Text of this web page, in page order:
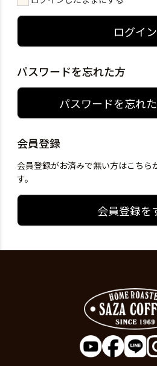
ログイン
パスワードを忘れた方
パスワードを忘れ
会員登録
会員登録がお済みで無い方はこちら
す。
会員登録を